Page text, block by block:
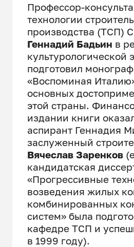
Профессор-
технологии
производства (ТСП)
Геннадий Бадьин в
культурологической
подготовил
«Воспоминая
основных
этой страны.
издании книги
аспирант Геннадия
заслуженный
Вячеслав Заренков
кандидатская
«Прогрессивные
возведения жилых
комбинированных
систем» была
кафедре ТСП и
в 1999 году).